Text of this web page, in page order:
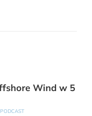
Wind w 5
PODCAST